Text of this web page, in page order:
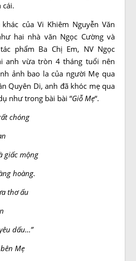
cái.
của Vi Khiêm Nguyễn Văn
hai nhà văn Ngọc Cường và
phẩm Ba Chị Em, NV Ngọc
anh vừa tròn 4 tháng tuổi nên
ảnh bao la của người Mẹ qua
Quyên Di, anh đã khóc mẹ qua
như trong bài bài “Giỗ Mẹ“.
chóng
giấc mộng
hoàng.
thơ ấu
dấu…”
Mẹ